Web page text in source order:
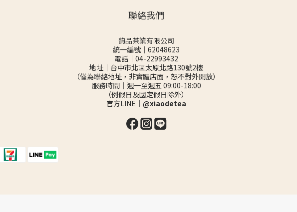
聯絡我們
韵品茶業有限公司
統一編號｜62048623
電話｜04-22993432
地址｜台中市北區太原北路130號2樓
（僅為聯絡地址，非實體店面，恕不對外開放）
服務時間｜週一至週五 09:00-18:00
（例假日及國定假日除外）
官方LINE｜ @xiaodetea